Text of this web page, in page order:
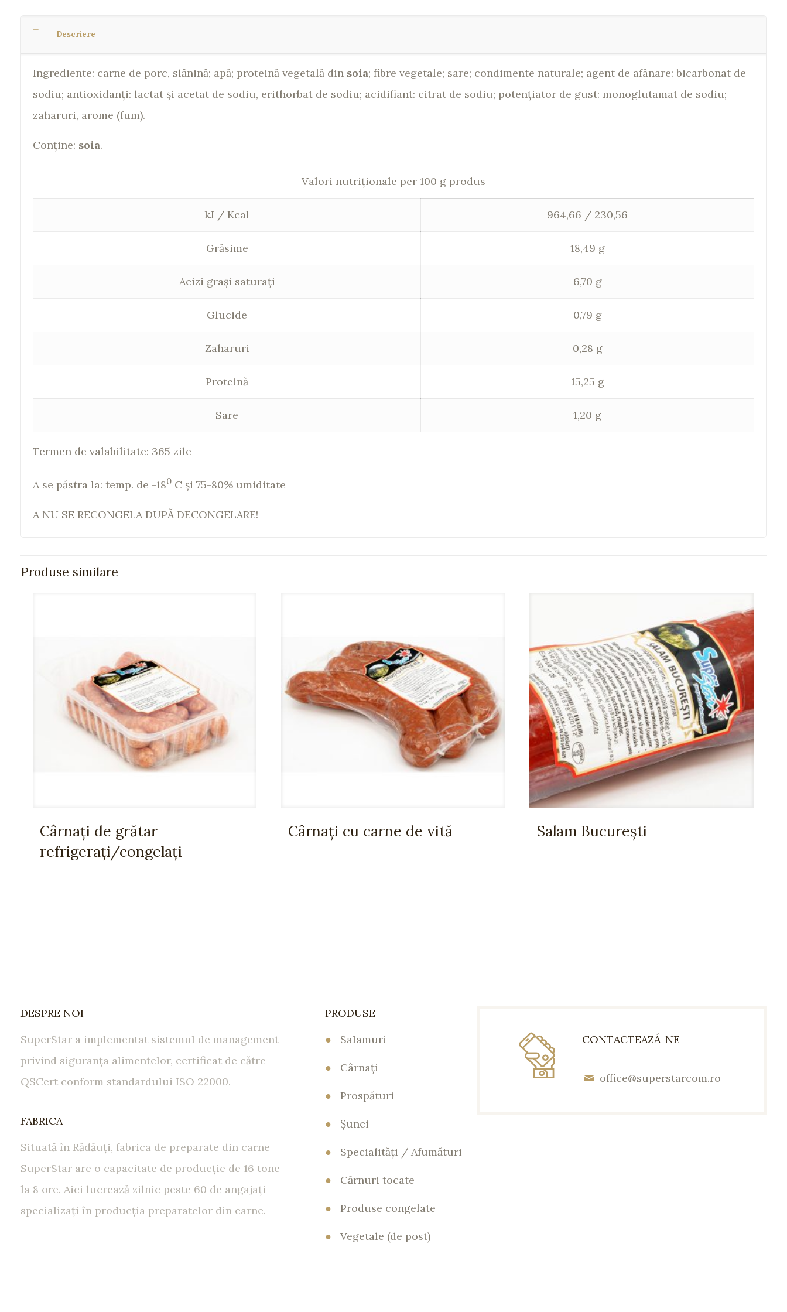
Descriere
Ingrediente: carne de porc, slănină; apă; proteină vegetală din soia; fibre vegetale; sare; condimente naturale; agent de afânare: bicarbonat de
sodiu; antioxidanţi: lactat și acetat de sodiu, erithorbat de sodiu; acidifiant: citrat de sodiu; potențiator de gust: monoglutamat de sodiu;
zaharuri, arome (fum).
Conţine: soia.
Valori nutriționale per 100 g produs
kJ / Kcal 964,66 / 230,56
Grăsime 18,49 g
Acizi grași saturați 6,70 g
Glucide 0,79 g
Zaharuri 0,28 g
Proteină 15,25 g
Sare 1,20 g
Termen de valabilitate: 365 zile
A se păstra la: temp. de -180 C şi 75-80% umiditate
A NU SE RECONGELA DUPĂ DECONGELARE!
Produse similare
Cârnați de grătar
refrigerați/congelați
Cârnați cu carne de vită Salam București
DESPRE NOI
SuperStar a implementat sistemul de management
privind siguranţa alimentelor, certificat de către
QSCert conform standardului ISO 22000.
FABRICA
Situată în Rădăuţi, fabrica de preparate din carne
SuperStar are o capacitate de producţie de 16 tone
la 8 ore. Aici lucrează zilnic peste 60 de angajaţi
specializaţi în producţia preparatelor din carne.
PRODUSE
●
Salamuri
● Cârnaţi
● Prospături
● Şunci
● Specialităţi / Afumături
● Cărnuri tocate
● Produse congelate
● Vegetale (de post)
CONTACTEAZĂ-NE
office@superstarcom.ro